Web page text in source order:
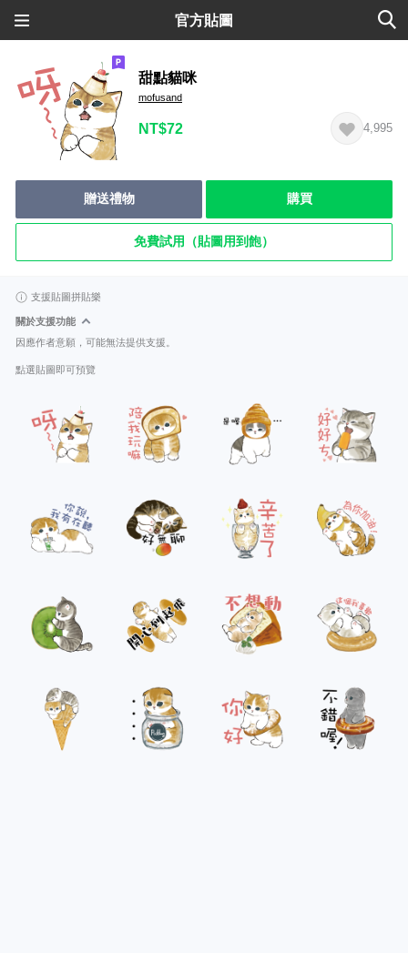
官方貼圖
甜點貓咪
mofusand
NT$72 4,995
贈送禮物 購買
免費試用（貼圖用到飽）
支援貼圖拼貼樂
關於支援功能
因應作者意願，可能無法提供支援。
點選貼圖即可預覽